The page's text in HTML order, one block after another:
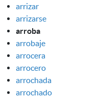
arrizar
arrizarse
arroba
arrobaje
arrocera
arrocero
arrochada
arrochado